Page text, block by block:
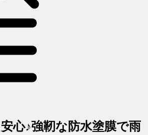
心♪強靭な防水塗膜で雨